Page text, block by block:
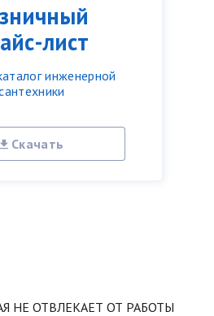
лист
инженерной
Скачать
НЕ ОТВЛЕКАЕТ ОТ РАБОТЫ